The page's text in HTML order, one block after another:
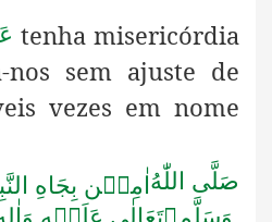
tenha misericórdia
nos sem ajuste de
vezes em nome
اٰمِيۡن بِجَاهِصَلَّى اللّٰهُ